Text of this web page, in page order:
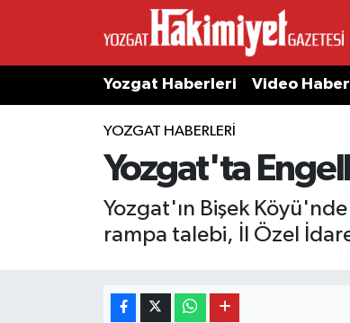
Yozgat Haberleri Video
YOZGAT HABERLERI
Yozgat'ta
Yozgat'ın Bişek
rampa talebi, İl Özel